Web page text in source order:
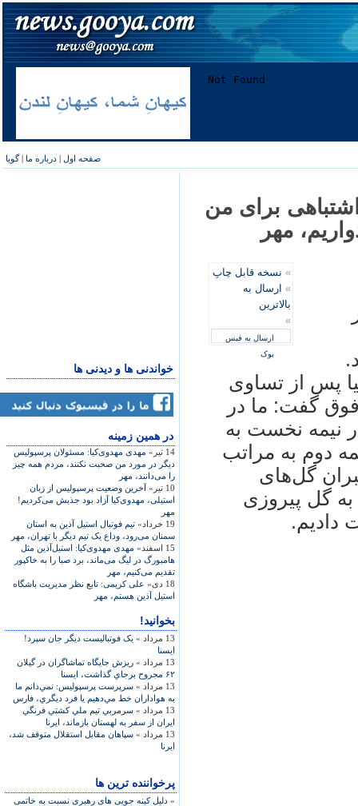
صفحه اول | درباره ما |گویا
خواندنی ها و دیدنی ها
در همين زمينه
14 تیر»
مهدی مهدوی‌کيا: مسئولان پرسپوليس
ديگر در مورد من صحبت نکنند، مردم همه چيز
را می‌دانند، مهر
10 تیر»
آخرين وضعيت پرسپوليس از زبان
استيلی، مهدوی‌کيا آزاد بود جذبش می‌کرديم!
مهر
19 خرداد»
تيم فوتبال استيل آذين به استان
سمنان می‌رود، وداع يک تيم ديگر با تهران، مهر
15 اسفند»
مهدی مهدوی‌کيا: استيل‌آذين مثل
هامبورگ در ليگ می‌ماند، برد صبا را به خاکپور
تقديم می‌کنيم، مهر
18 دی»
علی کريمی: تابع نظر مديريت باشگاه
استيل آذين هستم، مهر
بخوانید!
13 مرداد »
یک فوتباليست ‌دیگر جان سپرد!
ایسنا
13 مرداد »
ريزش جايگاه تماشاگران در گيلان
۶۲ مجروح برجاي گذاشت، ایسنا
13 مرداد »
سرپرست پرسپولیس: نمي‌دانم ما
به هواداران خط مي‌دهيم يا فرد ديگري، فارس
13 مرداد »
سرمربي تيم ملي كشتي فرنگي
ايران از سفر به لهستان بازماند، ایرنا
13 مرداد »
سپاهان مقابل استقلال متوقف شد،
ایرنا
پرخواننده ترین ها
» دلیل کینه جویی های رهبری نسبت به خاتمی
برای من
مهر
» نسخه قابل چاپ
» ارسال به
بالاترین
»
ارسال به فیس
بوک
پس از تساوی
گفت: ما در
نيمه نخست به
دوم به مراتب
گل‌های
گل پيروزی
داديم.